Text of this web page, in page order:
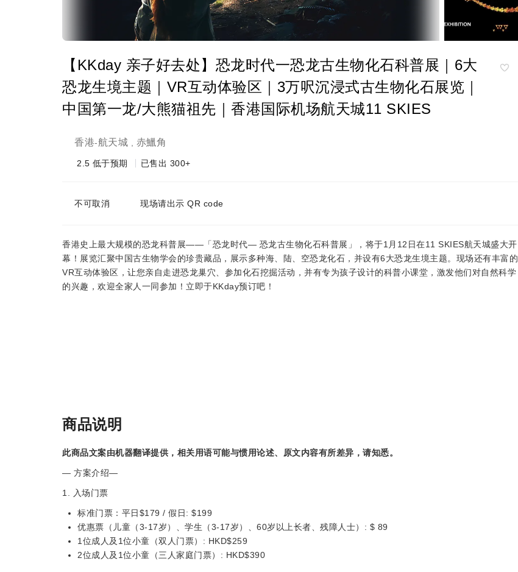
【KKday 亲子好去处】恐龙时代一恐龙古生物化石科普展｜6大
恐龙生境主题｜VR互动体验区｜3万呎沉浸式古生物化石展览｜
中国第一龙/大熊猫祖先｜香港国际机场航天城11 SKIES
香港-航天城 赤鱲角
2.5 低于预期 已售出 300+
不可取消 现场请出示 QR code
香港史上最大规模的恐龙科普展——「恐龙时代— 恐龙古生物化石科普展」，将于1月12日在11 SKIES航天城盛大开
幕！展览汇聚中国古生物学会的珍贵藏品，展示多种海、陆、空恐龙化石，并设有6大恐龙生境主题。现场还有丰富的
VR互动体验区，让您亲自走进恐龙巢穴、参加化石挖掘活动，并有专为孩子设计的科普小课堂，激发他们对自然科学
的兴趣，欢迎全家人一同参加！立即于KKday预订吧！
商品说明
此商品文案由机器翻译提供，相关用语可能与惯用论述、原文内容有所差异，请知悉。
— 方案介绍—
1. 入场门票
标准门票：平日$179 / 假日: $199
优惠票（儿童（3-17岁）、学生（3-17岁）、60岁以上长者、残障人士）: $ 89
1位成人及1位小童（双人门票）: HKD$259
2位成人及1位小童（三人家庭门票）: HKD$390